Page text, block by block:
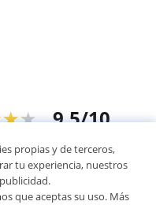
9,5/10
alumnos
propias y de terceros,
tu experiencia, nuestros
que aceptas su uso. Más